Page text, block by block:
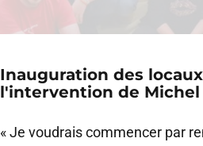
Inauguration des
l'intervention de Michel
« Je voudrais commencer par